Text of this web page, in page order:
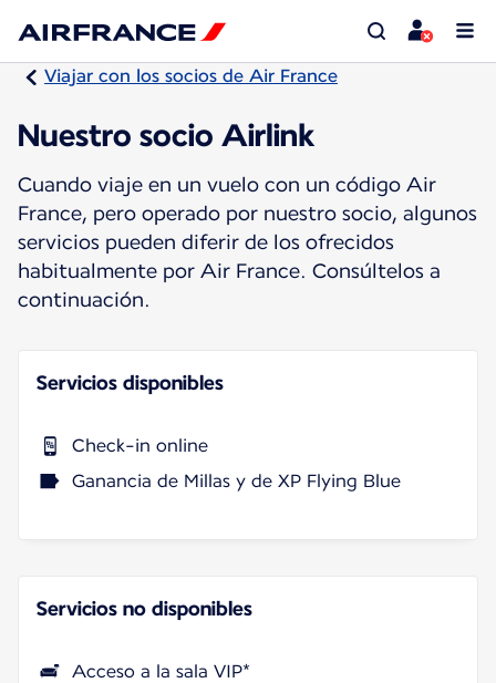
Viajar con los socios de Air France
Nuestro socio Airlink
Cuando viaje en un vuelo con un código Air
France, pero operado por nuestro socio, algunos
servicios pueden diferir de los ofrecidos
habitualmente por Air France. Consúltelos a
continuación.
Servicios disponibles
Check-in online
Ganancia de Millas y de XP Flying Blue
Servicios no disponibles
Acceso a la sala VIP*